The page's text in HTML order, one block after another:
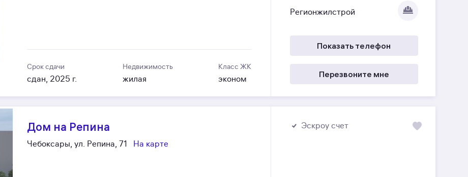
Срок сдачи
сдан, 2025 г.
Недвижимость
жилая
Класс ЖК
эконом
Регионжилстрой
Показать телефон
Перезвоните мне
Дом на Репина
Чебоксары, ул. Репина, 71 На карте
Эскроу счет